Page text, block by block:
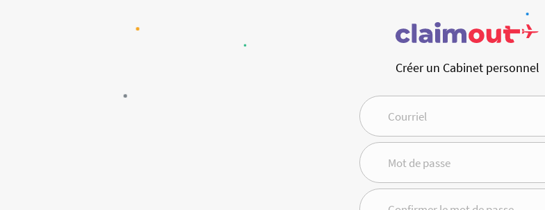
Créer un Cabinet personnel
Courriel
Mot de passe